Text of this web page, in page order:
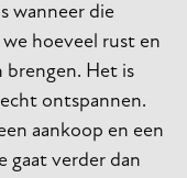
wanneer die
hoeveel rust en
brengen. Het is
ontspannen.
aankoop en een
gaat verder dan